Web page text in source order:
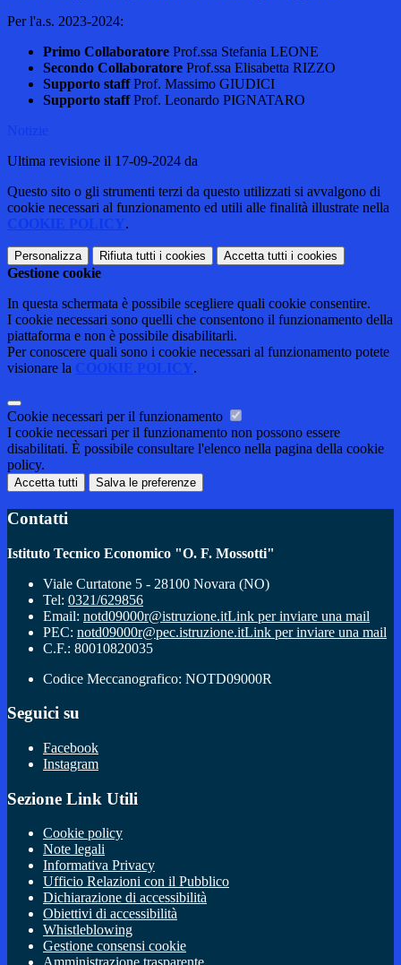
Per l'a.s. 2023-2024:
Primo Collaboratore Prof.ssa Stefania LEONE
Secondo Collaboratore Prof.ssa Elisabetta RIZZO
Supporto staffProf. Massimo GIUDICI
Supporto staffProf. Leonardo PIGNATARO
Notizie
Ultima revisione il 17-09-2024 da
Questo sito o gli strumenti terzi da questo utilizzati si avvalgono di
cookie necessari al funzionamento ed utili alle finalità illustrate nella
COOKIE POLICY .
Personalizza Rifiuta tutti i cookies Accetta tutti i cookies
Gestione cookie
In questa schermata è possibile scegliere quali cookie consentire.
I cookie necessari sono quelli che consentono il funzionamento della
piattaforma e non è possibile disabilitarli.
Per conoscere quali sono i cookie necessari al funzionamento potete
visionare la
COOKIE POLICY .
Cookie necessari per il funzionamento
I cookie necessari per il funzionamento non possono essere
disabilitati. È possibile consultare l'elenco nella pagina della cookie
policy.
Accetta tutti Salva le preferenze
Contatti
Istituto Tecnico Economico "O. F. Mossotti"
Viale Curtatone 5 - 28100 Novara (NO)
Tel: 0321/629856
Email: notd09000r@istruzione.itLink per inviare una mail
PEC: notd09000r@pec.istruzione.itLink per inviare una mail
C.F.: 80010820035
Codice Meccanografico: NOTD09000R
Seguici su
Facebook
Instagram
Sezione Link Utili
Cookie policy
Note legali
Informativa Privacy
Ufficio Relazioni con il Pubblico
Dichiarazione di accessibilità
Obiettivi di accessibilità
Whistleblowing
Gestione consensi cookie